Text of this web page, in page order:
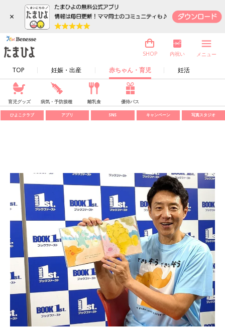
×
TOP 妊娠・出産 赤ちゃん・育児 妊活
SHOP 内祝い メニュー
育児グッズ 病気・予防接種 離乳食 優待パス
ひよこクラブ アプリ SNS キャンペーン 写真スタジオ